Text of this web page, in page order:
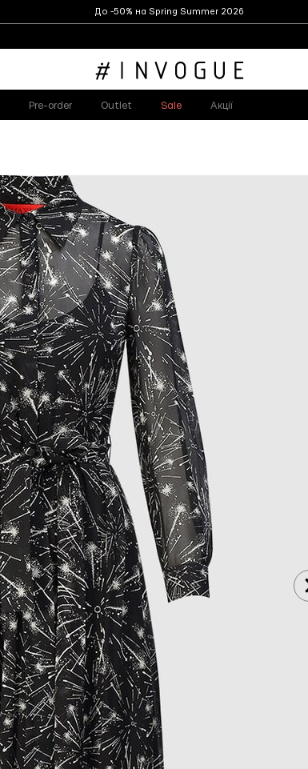
До -50% на Spring Summer 2026
Pre-order Outlet Sale Акції